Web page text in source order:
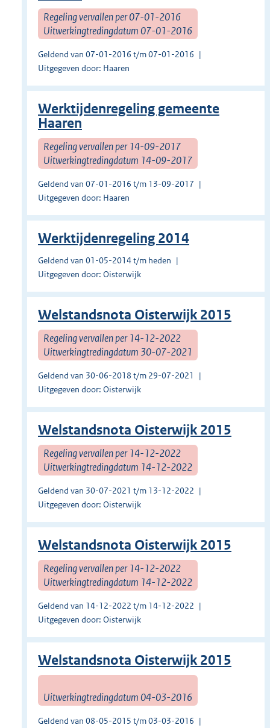
Regeling vervallen per 07-01-2016
Uitwerkingtredingdatum 07-01-2016
Geldend van 07-01-2016 t/m 07-01-2016
Uitgegeven door: Haaren
Werktijdenregeling gemeente
Haaren
Regeling vervallen per 14-09-2017
Uitwerkingtredingdatum 14-09-2017
Geldend van 07-01-2016 t/m 13-09-2017
Uitgegeven door: Haaren
Werktijdenregeling 2014
Geldend van 01-05-2014 t/m heden
Uitgegeven door: Oisterwijk
Welstandsnota Oisterwijk 2015
Regeling vervallen per 14-12-2022
Uitwerkingtredingdatum 30-07-2021
Geldend van 30-06-2018 t/m 29-07-2021
Uitgegeven door: Oisterwijk
Welstandsnota Oisterwijk 2015
Regeling vervallen per 14-12-2022
Uitwerkingtredingdatum 14-12-2022
Geldend van 30-07-2021 t/m 13-12-2022
Uitgegeven door: Oisterwijk
Welstandsnota Oisterwijk 2015
Regeling vervallen per 14-12-2022
Uitwerkingtredingdatum 14-12-2022
Geldend van 14-12-2022 t/m 14-12-2022
Uitgegeven door: Oisterwijk
Welstandsnota Oisterwijk 2015
Uitwerkingtredingdatum 04-03-2016
Geldend van 08-05-2015 t/m 03-03-2016